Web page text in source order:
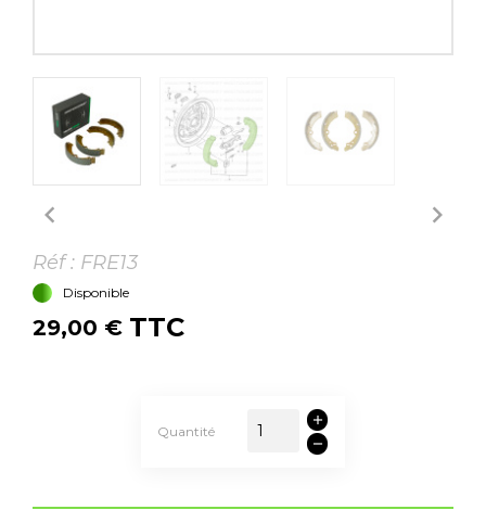
 
Réf : FRE13
Disponible
29,00 € TTC
Quantité